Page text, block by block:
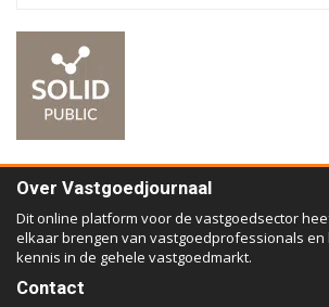
Over Vastgoedjournaal
Dit online platform voor de vastgoedsector
elkaar brengen van vastgoedprofessionals
kennis in de gehele vastgoedmarkt.
Contact